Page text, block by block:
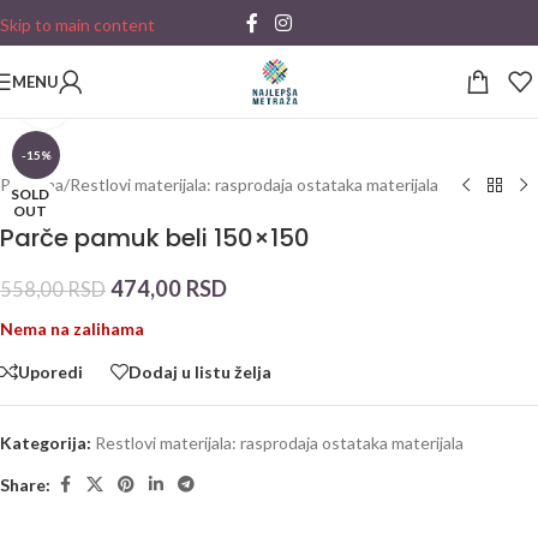
Skip to main content
MENU
-15%
SOLD
OUT
Početna/Restlovi materijala: rasprodaja ostataka materijala
Parče pamuk beli 150×150
558,00RSD 474,00 RSD
Nema na zalihama
Uporedi Dodaj u listu želja
Kategorija: Restlovi materijala: rasprodaja ostataka materijala
Share: